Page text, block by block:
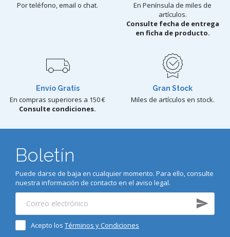
Por teléfono, email o chat.
En Península de miles de
artículos.
Consulte fecha de entrega
en ficha de producto.
Envío Gratis
En compras superiores a 150 €
Consulte condiciones.
Gran Stock
Miles de artículos en stock.
Boletín
Puede darse de baja en cualquier momento. Para ello, consulte
nuestra información de contacto en el aviso legal.
Acepto los Términos y Condiciones